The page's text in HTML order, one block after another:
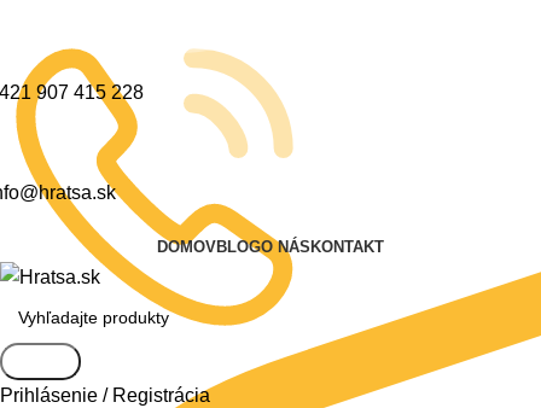
907 415 228
DOMOVBLOGO NÁS KONTAKT
Prihlásenie / Registrácia